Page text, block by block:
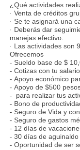
¿Qué actividades
· Venta de créditos
· Se te asignará una
· Deberás dar
manejas efectivo.
· Las actividades son
Ofrecemos
- Sueldo base de $
- Cotizas con tu
- Apoyo económico
- Apoyo de $500
- para realizar tus
- Bono de
- Seguro de Vida y
- Seguro de gastos
- 12 días de
- 30 días de aguinaldo
- Oportunidad de ser